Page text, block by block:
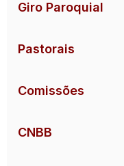
Giro Paroquial
Pastorais
Comissões
CNBB